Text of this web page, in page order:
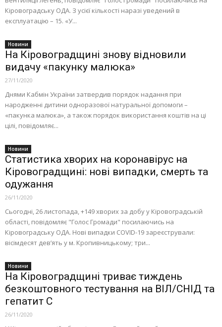
Кіровоградську ОДА. З усієї кількості наразі уведений в
експлуатацію – 15. «У...
Новини
На Кіровоградщині знову відновили
видачу «пакунку малюка»
27/11/2020
Днями Кабмін України затвердив порядок надання при
народженні дитини одноразової натуральної допомоги –
«пакунка малюка», а також порядок використання коштів на ці
цілі, повідомляє...
Новини
Статистика хворих на коронавірус на
Кіровоградщині: нові випадки, смерть та
одужання
26/11/2020
Сьогодні, 26 листопада, +149 хворих за добу у Кіровоградській
області, повідомляє "Голос Громади" посилаючись на
Кіровоградську ОДА. Нові випадки COVID-19 зареєстрували:
вісімдесят дев’ять у м. Кропивницькому; три...
Новини
На Кіровоградщині триває тиждень
безкоштовного тестування на ВІЛ/СНІД та
гепатит C
26/11/2020